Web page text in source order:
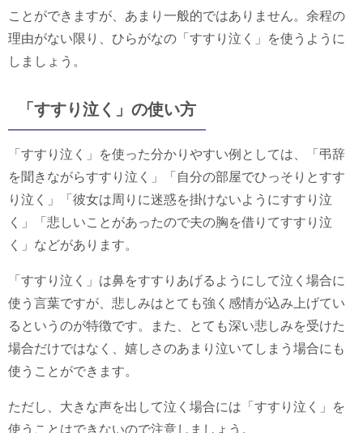
ことができますが、あまり一般的ではありません。余程の
理由がない限り、ひらがなの「すすり泣く」を使うように
しましょう。
「すすり泣く」の使い方
「すすり泣く」を使った分かりやすい例としては、「弔辞
を聞きながらすすり泣く」「自分の部屋でひっそりとすす
り泣く」「彼女は周りに迷惑を掛けないようにすすり泣
く」「悲しいことがあったので夫の胸を借りてすすり泣
く」などがあります。
「すすり泣く」は鼻をすすりあげるようにして泣く場合に
使う言葉ですが、悲しみはとても強く感情が込み上げてい
るというのが特徴です。また、とても深い悲しみを受けた
場合だけではなく、嬉しさのあまり泣いてしまう場合にも
使うことができます。
ただし、大きな声を出して泣く場合には「すすり泣く」を
使うことはできないので注意しましょう。